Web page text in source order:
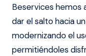
Beservices hemos
dar el salto hacia
modernizando el
permitiéndoles